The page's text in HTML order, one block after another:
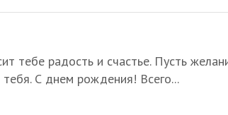
тебе радость и счастье. Пусть
С днем рождения! Всего...